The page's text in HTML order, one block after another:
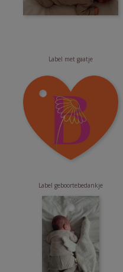
Label met gaatje
Label geboortebedankje